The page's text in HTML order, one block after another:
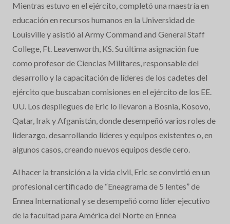
Mientras estuvo en el ejército, completó una maestría en
educación en recursos humanos en la Universidad de
Louisville y asistió al Army Command and General Staff
College, Ft. Leavenworth, KS. Su última asignación fue
como profesor de Ciencias Militares, responsable del
desarrollo y la capacitación de líderes de los cadetes del
ejército que buscaban comisiones en el ejército de los EE.
UU. Los despliegues de Eric lo llevaron a Bosnia, Kosovo,
Qatar, Irak y Afganistán, donde desempeñó varios roles de
liderazgo, desarrollando líderes y equipos existentes o, en
algunos casos, creando nuevos equipos desde cero.
Al hacer la transición a la vida civil, Eric se convirtió en un
profesional certificado de “Eneagrama de 5 lentes” de
Ennea International y se desempeñó como líder ejecutivo
de la facultad para América del Norte en Ennea